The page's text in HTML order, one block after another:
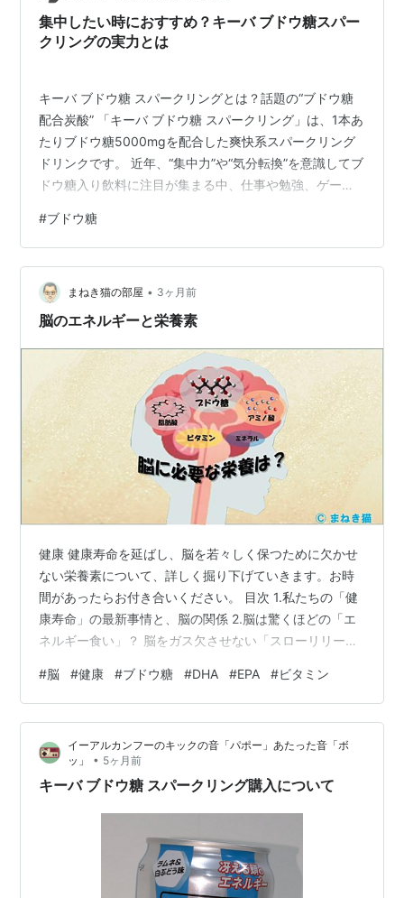
集中したい時におすすめ？キーバ ブドウ糖スパー
クリングの実力とは
キーバ ブドウ糖 スパークリングとは？話題の“ブドウ糖
配合炭酸” 「キーバ ブドウ糖 スパークリング」は、1本あ
たりブドウ糖5000mgを配合した爽快系スパークリング
ドリンクです。 近年、“集中力”や“気分転換”を意識してブ
ドウ糖入り飲料に注目が集まる中、仕事や勉強、ゲー
として登場！ リンク フレーバーは、ラムネをベースに白
ブドウの爽やかさを加えた軽やかな味わい。炭酸の刺激
も心地よく、甘すぎず飲みやすい設計になっています。
さらに、保存料・着色料不使用というシンプルな成分設
計も特徴で、毎日のリフレッシュドリンクとして取り入
#ブドウ糖
まねき猫の部屋 • 3ヶ月前
脳のエネルギーと栄養素
健康 健康寿命を延ばし、脳を若々しく保つために欠かせ
ない栄養素について、詳しく掘り下げていきます。お時
間があったらお付き合いください。 目次 1.私たちの「健
康寿命」の最新事情と、脳の関係 2.脳は驚くほどの「エ
ネルギー食い」？ 脳をガス欠させない「スローリリー
ノ酸」 4.脳の柔軟性を保つ「DHA」と代謝を助ける「ビ
タミンB群」 記憶の要「DHA」 エネルギー変換の火付け
役「ビタミンB群」 5.おわりに：賢い食事で「ぼけな
い」生活を 私は、前期高齢者です。 そんな私の人生目標
に「ピンピンコロリ」があります。略してピンコロ
（PPK)。 そのた…
#脳 #健康 #ブドウ糖 #DHA #EPA #ビタミン
イーアルカンフーのキックの音「パポー」あたった音「ボ
ッ」
• 5ヶ月前
キーバ ブドウ糖 スパークリング購入について